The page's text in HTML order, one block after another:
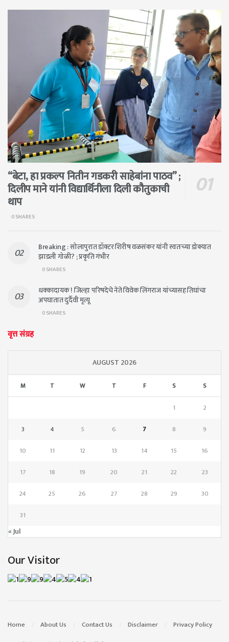
“बेटा, हा प्रकल्प नितीन गडकरी साहेबांना पाठव” ;
दिलीप माने यांनी विद्यार्थिनीला दिली कौतुकाची
थाप
0 SHARES
Breaking : सोलापुरात डॉक्टर शिरीष वळसंकर यांनी स्वतःच्या डोक्यात
झाडली गोळी? ; प्रकृति गंभीर
0 SHARES
धक्कादायक ! जिल्हा परिषदेचे नेते विवेक लिंगराज यांच्यासह तिघांचा
अपघातात दुर्दैवी मृत्यू
0 SHARES
वृत्त संग्रह
AUGUST 2026
M T W T F S S
1
2
3
4 5 6 7 8
9
10
11 12 13 14 15
16
17
18 19 20 21 22
23
24
25 26 27 28 29
30
31
« Jul
Our Visitor
Home About Us Contact Us Disclaimer Privacy Policy